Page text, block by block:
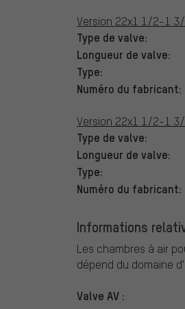
Version 22x1 1/2-1 3/
Type de valve:
Longueur de valve:
Type:
Numéro du fabricant:
Version 22x1 1/2-1 3/
Type de valve:
Longueur de valve:
Type:
Numéro du fabricant:
Informations
Les chambres à air
dépend du domaine
Valve AV :